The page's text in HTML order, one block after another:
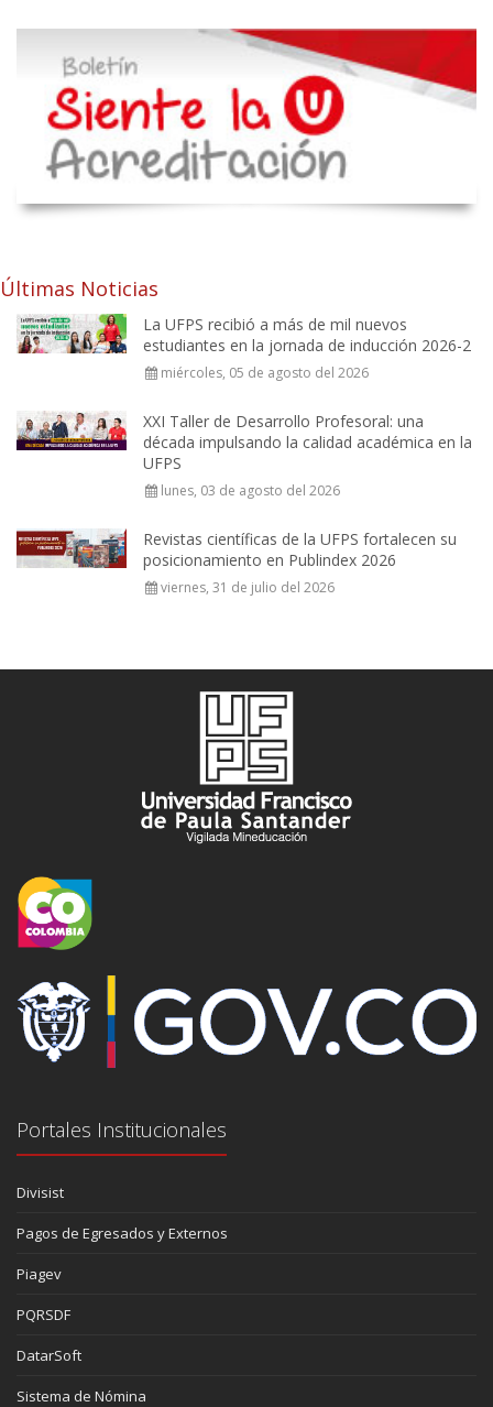
Últimas Noticias
La UFPS recibió a más de mil nuevos
estudiantes en la jornada de inducción 2026-2
miércoles, 05 de agosto del 2026
XXI Taller de Desarrollo Profesoral: una
década impulsando la calidad académica en la
UFPS
lunes, 03 de agosto del 2026
Revistas científicas de la UFPS fortalecen su
posicionamiento en Publindex 2026
viernes, 31 de julio del 2026
Portales Institucionales
Divisist
Pagos de Egresados y Externos
Piagev
PQRSDF
DatarSoft
Sistema de Nómina